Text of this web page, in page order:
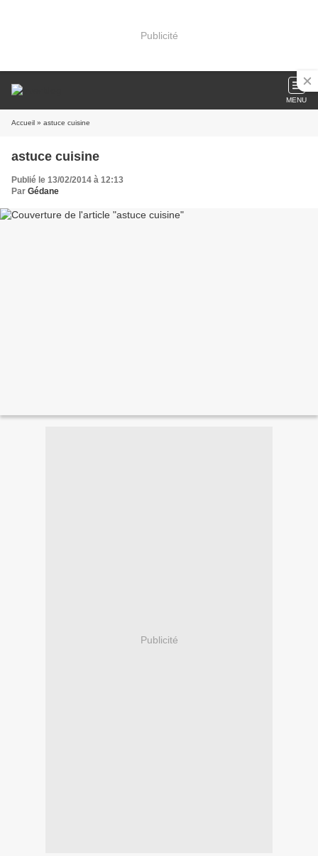
Publicité
MENU
Accueil » astuce cuisine
astuce cuisine
Publié le 13/02/2014 à 12:13
Par Gédane
Publicité